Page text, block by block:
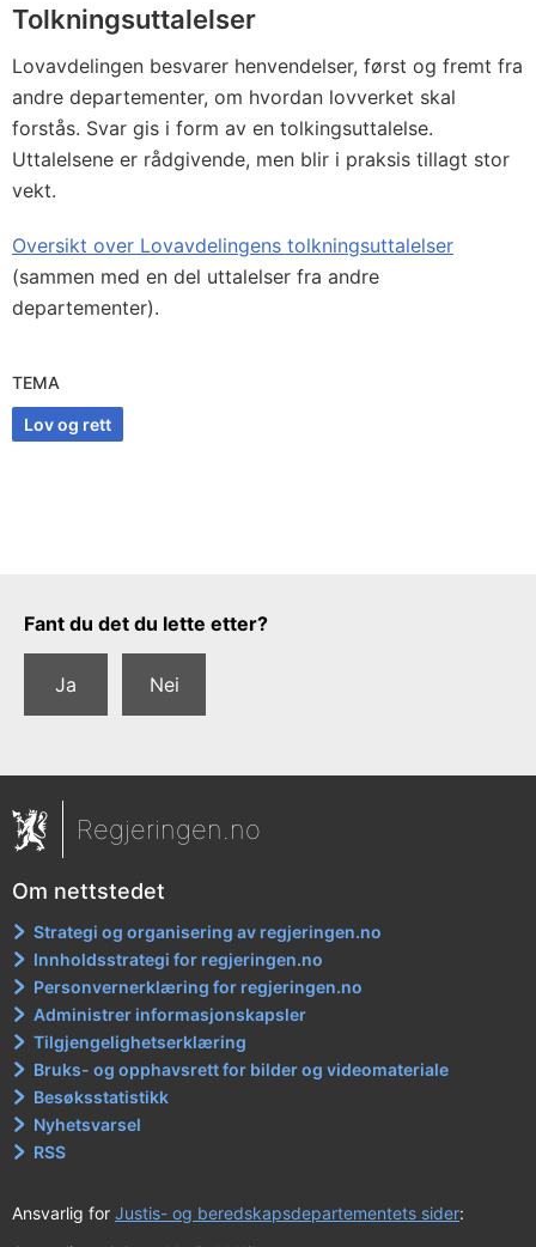
Tolkningsuttalelser
Lovavdelingen besvarer henvendelser, først og fremt fra
andre departementer, om hvordan lovverket skal
forstås. Svar gis i form av en tolkingsuttalelse.
Uttalelsene er rådgivende, men blir i praksis tillagt stor
vekt.
Oversikt over Lovavdelingens tolkningsuttalelser
(sammen med en del uttalelser fra andre
departementer).
TEMA
Lov og rett
Tilbakemeldingsskjema
Fant du det du lette etter?
Ja Nei
Regjeringen.no
Om nettstedet
Strategi og organisering av regjeringen.no
Innholdsstrategi for regjeringen.no
Personvernerklæring for regjeringen.no
Administrer informasjonskapsler
Tilgjengelighetserklæring
Bruks- og opphavsrett for bilder og videomateriale
Besøksstatistikk
Nyhetsvarsel
RSS
Ansvarlig for Justis- og beredskapsdepartementets sider: